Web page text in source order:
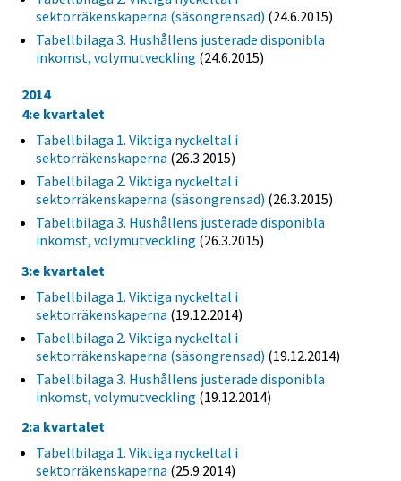
sektorräkenskaperna (säsongrensad) (24.6.2015)
Tabellbilaga 3. Hushållens justerade disponibla
inkomst, volymutveckling (24.6.2015)
2014
4:e kvartalet
Tabellbilaga 1. Viktiga nyckeltal i
sektorräkenskaperna (26.3.2015)
Tabellbilaga 2. Viktiga nyckeltal i
sektorräkenskaperna (säsongrensad) (26.3.2015)
Tabellbilaga 3. Hushållens justerade disponibla
inkomst, volymutveckling (26.3.2015)
3:e kvartalet
Tabellbilaga 1. Viktiga nyckeltal i
sektorräkenskaperna (19.12.2014)
Tabellbilaga 2. Viktiga nyckeltal i
sektorräkenskaperna (säsongrensad) (19.12.2014)
Tabellbilaga 3. Hushållens justerade disponibla
inkomst, volymutveckling (19.12.2014)
2:a kvartalet
Tabellbilaga 1. Viktiga nyckeltal i
sektorräkenskaperna (25.9.2014)